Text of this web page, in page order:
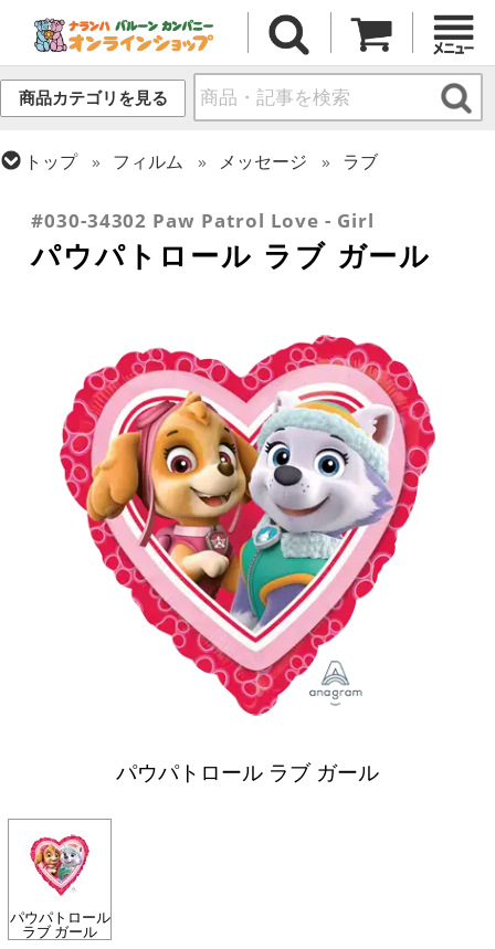
商品カテゴリを見る
トップ フィルム メッセージ
ラブ
その他海外キャラクター
#030-34302 Paw Patrol Love - Girl
パウパトロール ラブ ガール
パウパトロール ラブ ガール
パウパトロール
ラブ ガール